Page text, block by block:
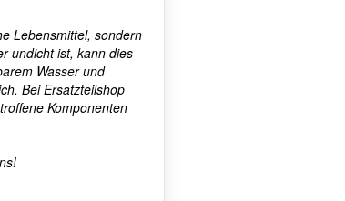
Lebensmittel, sondern
undicht ist, kann dies
Wasser und
Bei Ersatzteilshop
Komponenten